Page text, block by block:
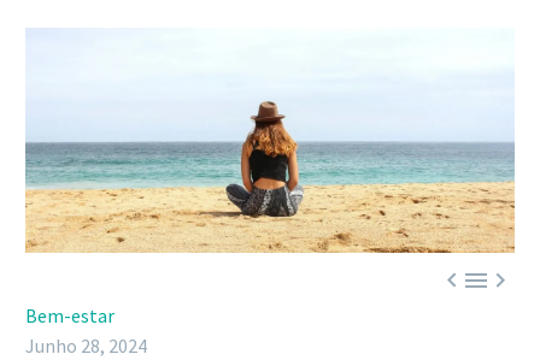

Bem-estar
Junho 28, 2024